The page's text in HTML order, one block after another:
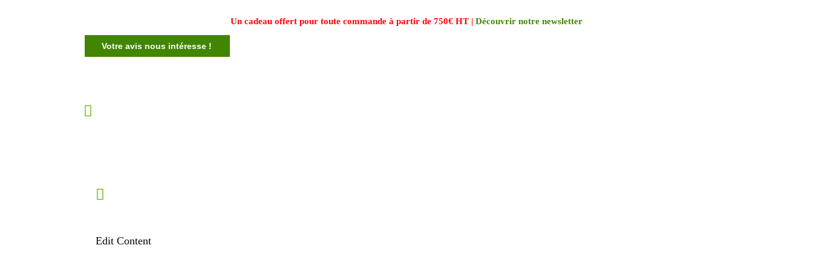
Un cadeau offert pour toute commande à partir de 750€ HT | Découvrir notre newsletter
Votre avis nous intéresse !
Edit Content